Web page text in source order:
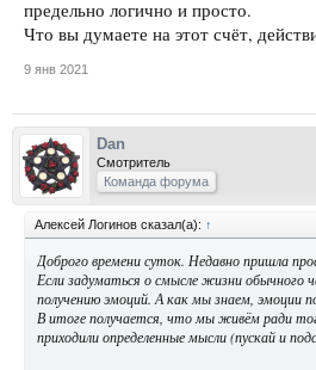
предельно логично и просто.
Что вы думаете на этот счёт,
9 янв 2021
Dan
Смотритель
Команда форума
Алексей Логинов сказал(а): ↑
Доброго времени суток. Недавно пришла
Если задуматься о смысле жизни обычного
получению эмоций. А как мы знаем, эмоции
В итоге получается, что мы живём ради
приходили определенные мысли (пускай и